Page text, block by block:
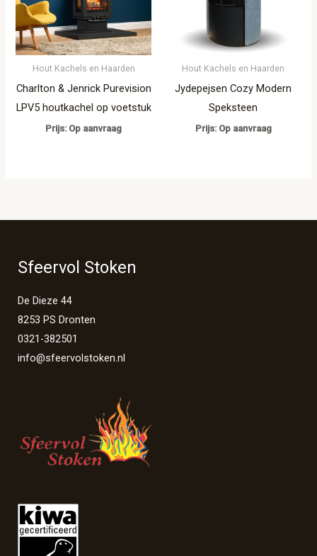
Hout Kachels en Haarden
Charlton & Jenrick Purevision
LPV5 houtkachel op voetstuk
Prijs: Op aanvraag
Hout Kachels en Haarden
Jydepejsen Cozy Modern
Speksteen
Prijs: Op aanvraag
Sfeervol Stoken
De Dieze 44
8253 PS Dronten
0321-382501
info@sfeervolstoken.nl